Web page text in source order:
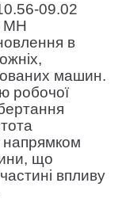
09.02
МН
в
машин.
робочої
що
впливу